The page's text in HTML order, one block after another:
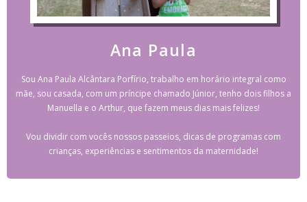
Ana Paula
Sou Ana Paula Alcântara Porfírio, trabalho em horário integral como
mãe, sou casada, com um príncipe chamado Júnior, tenho dois filhos a
Manuella e o Arthur, que fazem meus dias mais felizes!
Vou dividir com vocês nossos passeios, dicas de programas com
crianças, experiências e sentimentos da maternidade!